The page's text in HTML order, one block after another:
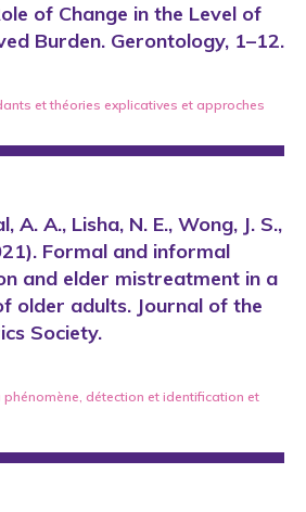
of Change in the Level of
Burden. Gerontology, 1–12.
etthéories explicatives et approches
A. A., Lisha, N. E., Wong, J. S.,
Formal and informal
and elder mistreatment in a
older adults. Journal of the
Society.
phénomène, détection et identification et